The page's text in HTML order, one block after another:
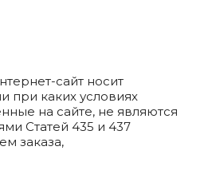
сайт носит
при каких условиях
на сайте, не являются
Статей 435 и 437
заказа,